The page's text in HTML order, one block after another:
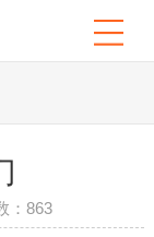
：863